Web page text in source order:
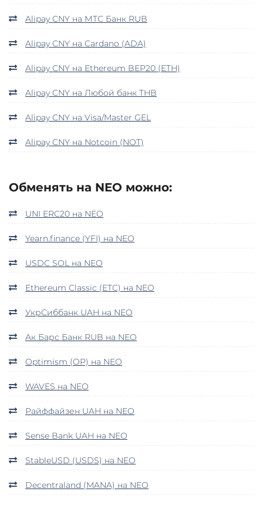
Alipay CNY на МТС Банк RUB
Alipay CNY на Cardano (ADA)
Alipay CNY на Ethereum BEP20 (ETH)
Alipay CNY на Любой банк THB
Alipay CNY на Visa/Master GEL
Alipay CNY на Notcoin (NOT)
Обменять на NEO можно:
UNI ERC20 на NEO
Yearn.finance (YFI) на NEO
USDC SOL на NEO
Ethereum Classic (ETC) на NEO
УкрСиббанк UAH на NEO
Ак Барс Банк RUB на NEO
Optimism (OP) на NEO
WAVES на NEO
Райффайзен UAH на NEO
Sense Bank UAH на NEO
StableUSD (USDS) на NEO
Decentraland (MANA) на NEO